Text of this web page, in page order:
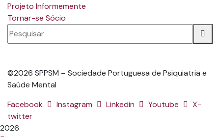
Projeto Informemente
Tornar-se Sócio
©2026 SPPSM – Sociedade Portuguesa de Psiquiatria e
Saúde Mental
Facebook
Instagram Linkedin Youtube
X-
twitter
2026